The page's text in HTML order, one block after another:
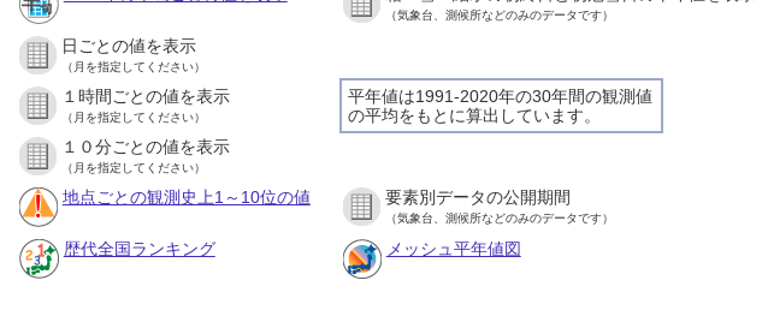
（気象台、測候所などのみのデータです）
日ごとの値を表示
（月を指定してください）
平年値は1991-2020年の30年間の観測値
の平均をもとに算出しています。
１時間ごとの値を表示
（月を指定してください）
１０分ごとの値を表示
（月を指定してください）
地点ごとの観測史上1～10位の値 要素別データの公開期間
（気象台、測候所などのみのデータです）
歴代全国ランキング メッシュ平年値図